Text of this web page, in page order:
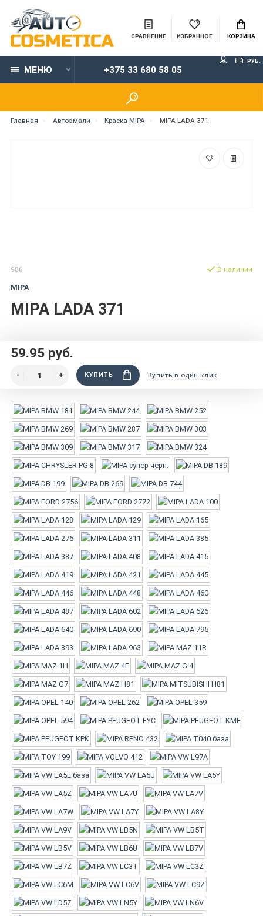
СРАВНЕНИЕ ИЗБРАННОЕ КОРЗИНА
МЕНЮ +375 33 680 58 05
РУБ.
Главная Автоэмали Краска MIPA MIPA LADA 371
986
MIPA
MIPA LADA 371
В наличии
59.95 руб.
КУПИТЬ Купить в один клик